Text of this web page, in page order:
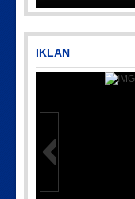
IKLAN